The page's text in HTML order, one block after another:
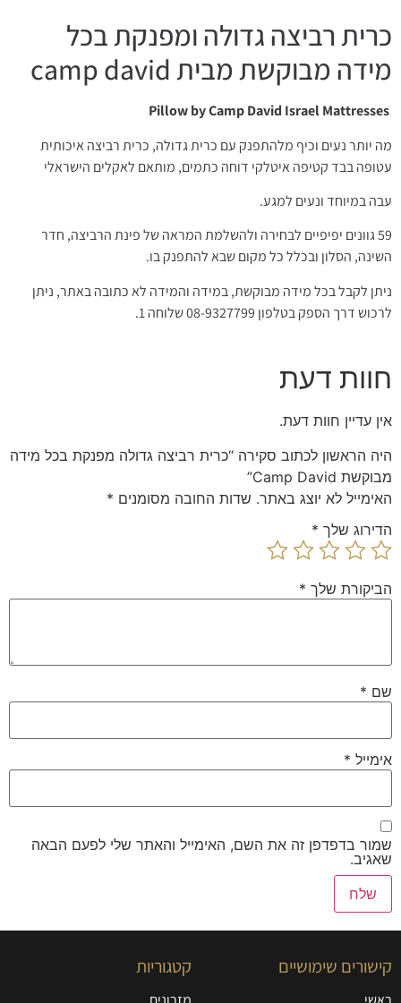
כרית רביצה גדולה ומפנקת בכל
מידה מבוקשת מבית camp david
מה יותר נעים וכיף מלהתפנק עם כרית גדולה, כרית רביצה איכותית
עטופה בבד קטיפה איטלקי דוחה כתמים, מותאם לאקלים הישראלי
עבה במיוחד ונעים למגע.
59 גוונים יפיפיים לבחירה ולהשלמת המראה של פינת הרביצה, חדר
השינה, הסלון ובכלל כל מקום שבא להתפנק בו.
ניתן לקבל בכל מידה מבוקשת, במידה והמידה לא כתובה באתר, ניתן
לרכוש דרך הספק בטלפון 08-9327799 שלוחה 1.
חוות דעת
אין עדיין חוות דעת.
היה הראשון לכתוב סקירה “כרית רביצה גדולה מפנקת בכל מידה
מבוקשת Camp David”
האימייל לא יוצג באתר. שדות החובה מסומנים *
הדירוג שלך *
הביקורת שלך *
שם *
אימייל *
שמור בדפדפן זה את השם, האימייל והאתר שלי לפעם הבאה
שאגיב.
קישורים שימושיים קטגוריות